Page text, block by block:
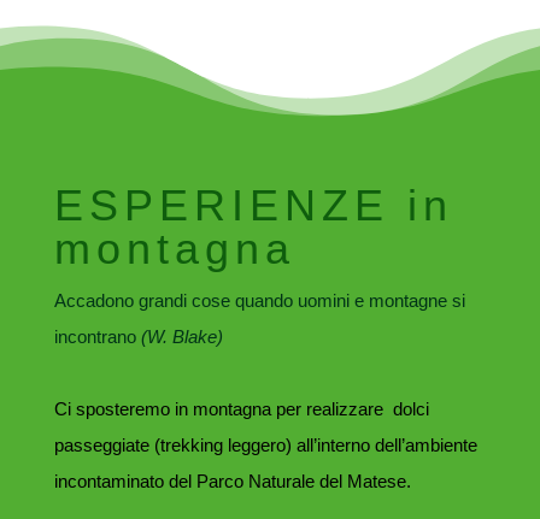
ESPERIENZE in
montagna
Accadono grandi cose quando uomini e montagne si
incontrano (W. Blake)
Ci sposteremo in montagna per realizzare dolci
passeggiate (trekking leggero) all’interno dell’ambiente
incontaminato del Parco Naturale del Matese.